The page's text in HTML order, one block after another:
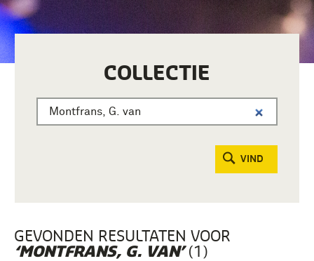
COLLECTIE
VIND
GEVONDEN RESULTATEN VOOR
‘MONTFRANS, G. VAN’(1)